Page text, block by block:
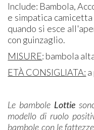
Include: Bambola,
e simpatica
quando si esce
con guinzaglio.
MISURE: bambola
ETÀ CONSIGLIATA:
Le bambole Lottie
modello di ruolo
bambole con le